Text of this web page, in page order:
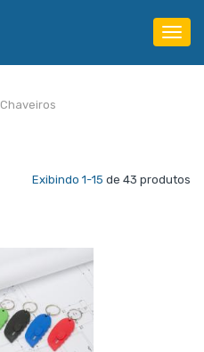
Menu
Chaveiros
Exibindo 1-15 de 43 produtos